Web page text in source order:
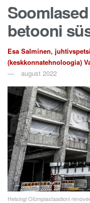
betooni
Esa Salminen,
(keskkonnatehnoloogia)
august 2022
Helsingi Olümpiastaadioni